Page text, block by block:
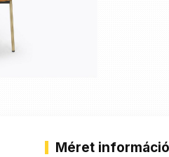
Méret